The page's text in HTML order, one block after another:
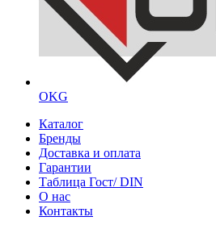
OKG
Каталог
Бренды
Доставка и оплата
Гарантии
Таблица Гост/ DIN
О нас
Контакты